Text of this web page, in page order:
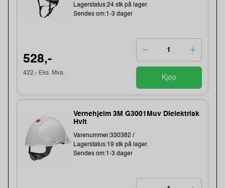
Lagerstatus:24 stk på lager.
Sendes om:1-3 dager
528,-
422,- Eks. Mva.
Kjøp
Vernehjelm 3M G3001Muv Dielektrisk
Hvit
Varenummer:330382 /
Lagerstatus:19 stk på lager.
Sendes om:1-3 dager